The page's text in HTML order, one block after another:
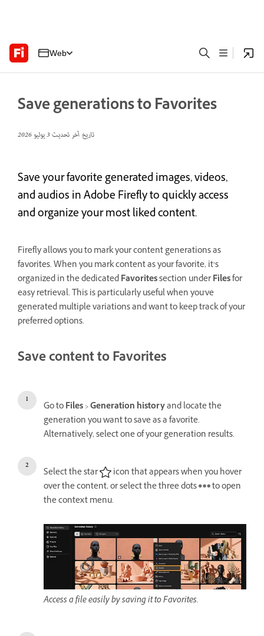
Web
Save generations to Favorites
تاريخ آخر تحديث3 يوليو 2026
Save your favorite generated images, videos,
and audios in Adobe Firefly to quickly access
and organize your most liked content.
Firefly allows you to mark your content generations as
favorites. When you mark content as your favorite, it’s
organized in the dedicatedFavoritessection underFilesfor
easy retrieval. This is particularly useful when you've
generated multiple variations and want to keep track of your
preferred options.
Save content to Favorites
Go toFiles>Generation historyand locate the
generation you want to save as a favorite.
Alternatively, select one of your generation results.
Select the star
icon that appears when you hover
over the content, or select the three dots
to open
the context menu.
Access a file easily by saving it to Favorites.